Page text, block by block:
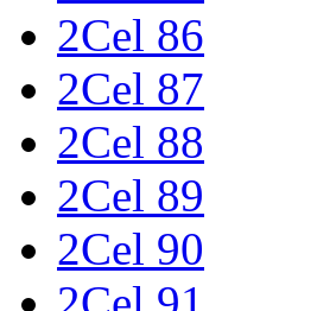
2Cel 86
2Cel 87
2Cel 88
2Cel 89
2Cel 90